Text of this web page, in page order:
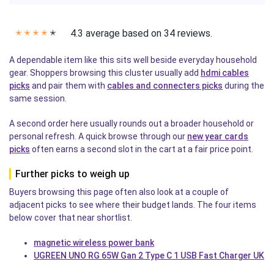
✭ ✭ ✭ ✭ ✭ 4.3 average based on 34 reviews.
A dependable item like this sits well beside everyday household
gear. Shoppers browsing this cluster usually add hdmi cables
picks and pair them with cables and connecters picks during the
same session.
A second order here usually rounds out a broader household or
personal refresh. A quick browse through our new year cards
picks often earns a second slot in the cart at a fair price point.
Further picks to weigh up
Buyers browsing this page often also look at a couple of
adjacent picks to see where their budget lands. The four items
below cover that near shortlist.
magnetic wireless power bank
UGREEN UNO RG 65W Gan 2 Type C 1 USB Fast Charger UK